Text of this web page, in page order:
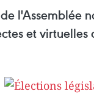
l'Assemblée
et virtuelles